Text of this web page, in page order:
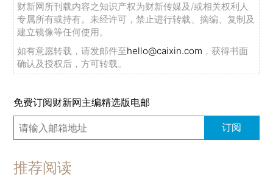
财新网所刊载内容之知识产权为财新传媒及/或相关权利人
专属所有或持有。未经许可，禁止进行转载、摘编、复制及
建立镜像等任何使用。
如有意愿转载，请发邮件至hello@caixin.com ，获得书面
确认及授权后，方可转载。
免费订阅财新网主编精选版电邮
订阅
推荐阅读